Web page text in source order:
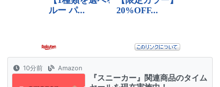
10分前 Amazon
『スニーカー』関連商品のタイム